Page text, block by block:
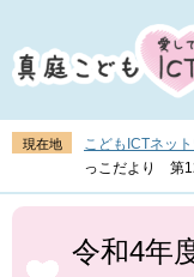
ジ
の
頭
す
。
ュ
ー
飛
し
て
現在地 こどもICTネッ
っこだより 第
本
令和4